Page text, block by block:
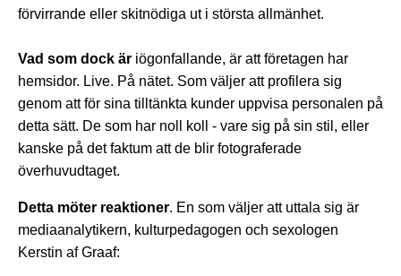
förvirrande eller skitnödiga ut i största allmänhet.
Vad som dock är iögonfallande, är att företagen har
hemsidor. Live. På nätet. Som väljer att profilera sig
genom att för sina tilltänkta kunder uppvisa personalen på
detta sätt. De som har noll koll - vare sig på sin stil, eller
kanske på det faktum att de blir fotograferade
överhuvudtaget.
Detta möter reaktioner. En som väljer att uttala sig är
mediaanalytikern, kulturpedagogen och sexologen
Kerstin af Graaf: